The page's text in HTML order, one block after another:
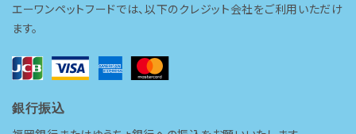
エーワンペットフードでは、以下のクレジット会社をご利用いただけ
ます。
銀行振込